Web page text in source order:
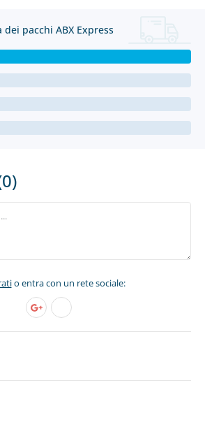
pacchi ABX Express
o entra con un rete sociale: